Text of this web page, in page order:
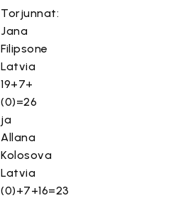
Torjunnat:
Jana
Filipsone
Latvia
19+7+
(0)=26
ja
Allana
Kolosova
Latvia
(0)+7+16=23